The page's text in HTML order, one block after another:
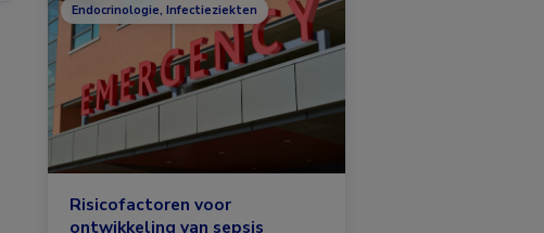
Endocrinologie, Infectieziekten
Risicofactoren voor
ontwikkeling van sepsis